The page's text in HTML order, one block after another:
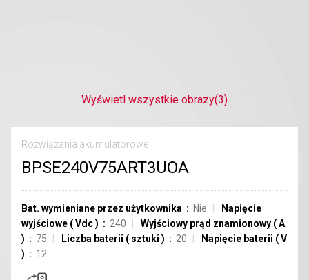
Wyświetl wszystkie obrazy(3)
Rozwiązania akumulatorowe
BPSE240V75ART3UOA
Bat. wymieniane przez użytkownika Nie
Napięcie
wyjściowe (Vdc) 240 Wyjściowy prąd znamionowy (A
)
75 Liczba baterii ( sztuki ) 20 Napięcie baterii (V
)
12